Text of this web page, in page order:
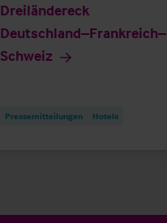
Dreiländereck
Deutschland–Frankreich–
Schweiz
Pressemitteilungen Hotels